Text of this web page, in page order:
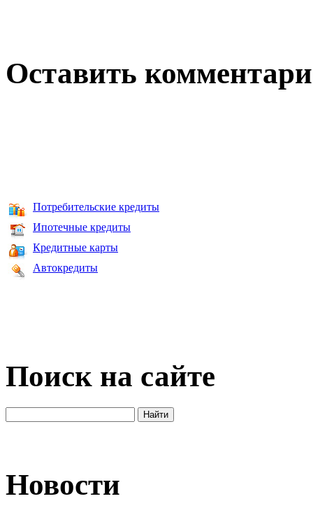
Оставить
Потребительские кредиты
Ипотечные кредиты
Кредитные карты
Автокредиты
Поиск на сайте
Новости